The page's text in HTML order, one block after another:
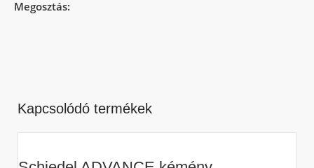
Megosztás:
Kapcsolódó termékek